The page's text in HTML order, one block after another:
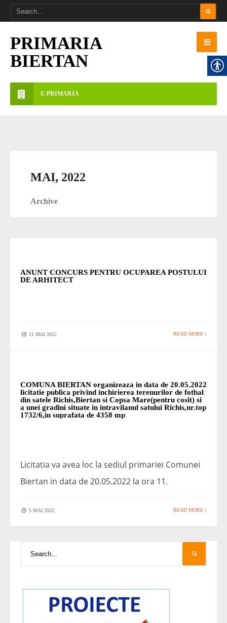
PRIMARIA
BIERTAN
E-PRIMARIA
MAI, 2022
Archive
ANUNT CONCURS PENTRU OCUPAREA POSTULUI
DE ARHITECT
11 MAI 2022 READ MORE
COMUNA BIERTAN organizeaza in data de 20.05.2022
licitatie publica privind inchirierea terenurilor de fotbal
din satele Richis,Biertan si Copsa Mare(pentru cosit) si
a unei gradini situate in intravilanul satului Richis,nr.top
1732/6,in suprafata de 4358 mp
Licitatia va avea loc la sediul primariei Comunei
Biertan in data de 20.05.2022 la ora 11.
5 MAI 2022 READ MORE